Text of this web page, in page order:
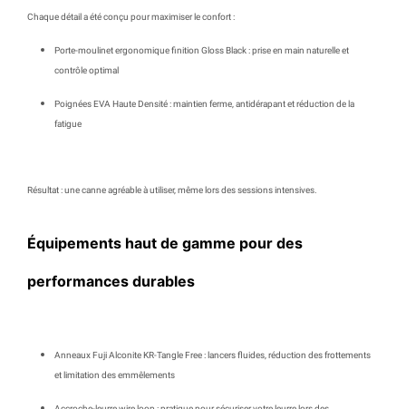
Chaque détail a été conçu pour maximiser le confort :
Porte-moulinet ergonomique finition Gloss Black: prise en main naturelle et
contrôle optimal
Poignées EVA Haute Densité: maintien ferme, antidérapant et réduction de la
fatigue
Résultat : une canne agréable à utiliser, même lors des sessions intensives.
Équipements haut de gamme pour des
performances durables
Anneaux Fuji Alconite KR-Tangle Free: lancers fluides, réduction des frottements
et limitation des emmêlements